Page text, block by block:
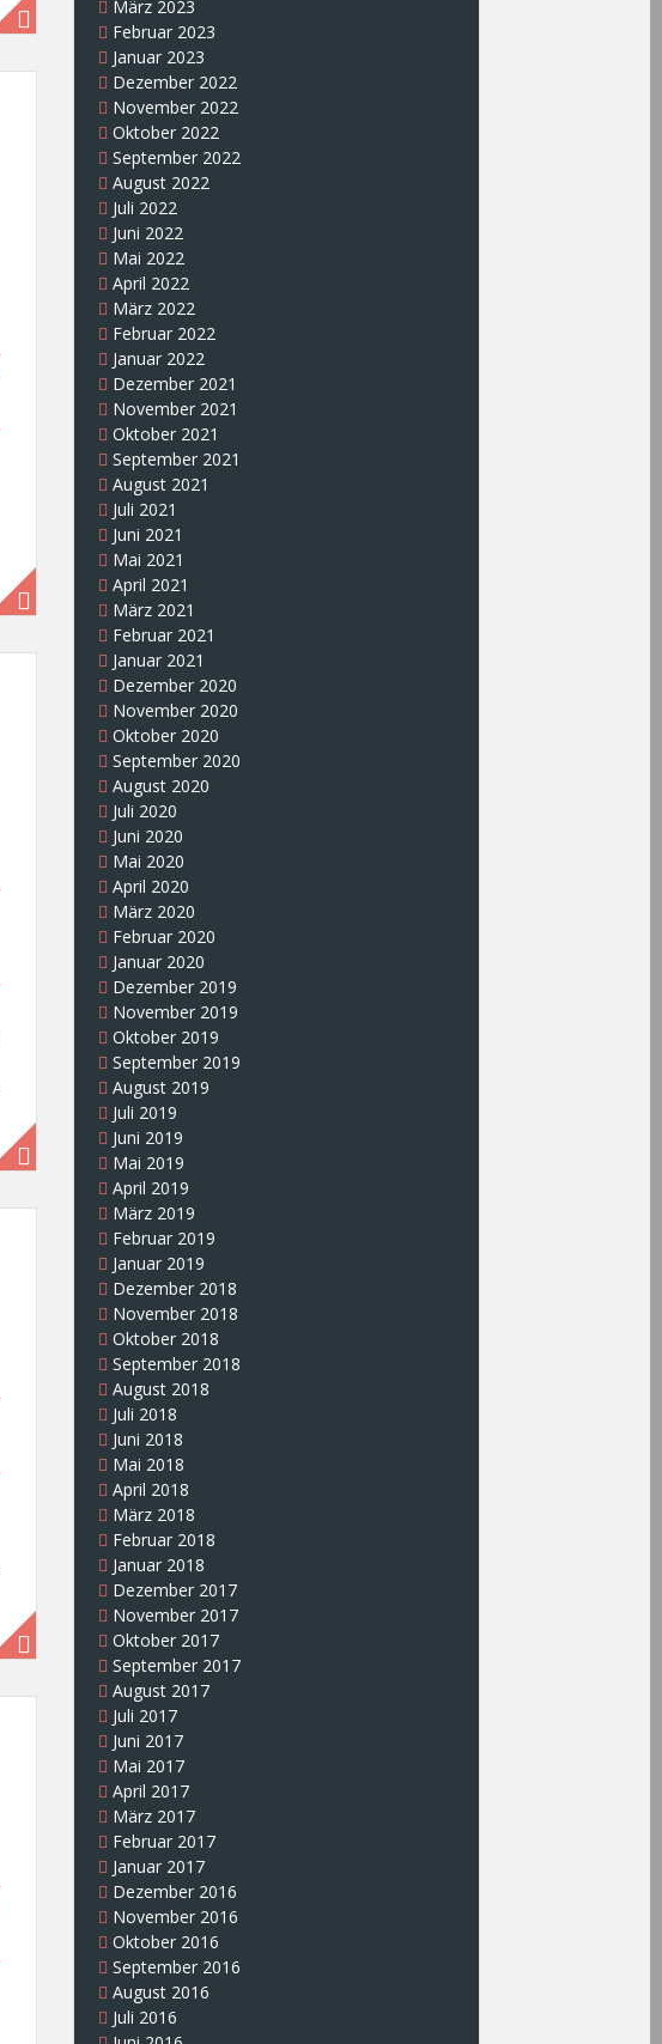
März 2023
Februar 2023
Januar 2023
Dezember 2022
November 2022
Oktober 2022
September 2022
August 2022
Juli 2022
Juni 2022
Mai 2022
April 2022
März 2022
Februar 2022
Januar 2022
Dezember 2021
November 2021
Oktober 2021
September 2021
August 2021
Juli 2021
Juni 2021
Mai 2021
April 2021
März 2021
Februar 2021
Januar 2021
Dezember 2020
November 2020
Oktober 2020
September 2020
August 2020
Juli 2020
Juni 2020
Mai 2020
April 2020
März 2020
Februar 2020
Januar 2020
Dezember 2019
November 2019
Oktober 2019
September 2019
August 2019
Juli 2019
Juni 2019
Mai 2019
April 2019
März 2019
Februar 2019
Januar 2019
Dezember 2018
November 2018
Oktober 2018
September 2018
August 2018
Juli 2018
Juni 2018
Mai 2018
April 2018
März 2018
Februar 2018
Januar 2018
Dezember 2017
November 2017
Oktober 2017
September 2017
August 2017
Juli 2017
Juni 2017
Mai 2017
April 2017
März 2017
Februar 2017
Januar 2017
Dezember 2016
November 2016
Oktober 2016
September 2016
August 2016
Juli 2016